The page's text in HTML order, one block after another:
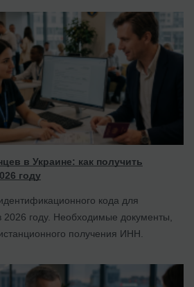
в Украине: как получить
году
кода для
2026 году. Необходимые документы,
получения ИНН.